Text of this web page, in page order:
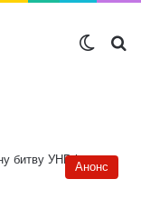
Анонс